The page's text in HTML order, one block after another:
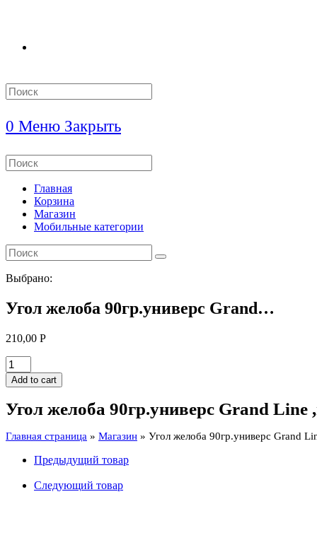
Search
this
0 Меню Закрыть
Search
this
websiteГлавная
Корзина
Магазин
Мобильные категории
Выбрано:
Угол желоба 90гр.универс Grand…
210,00 Р
Угол
желоба
90гр.универс
Line
quantity
Add to cart
Угол желоба 90гр.универс Grand Line
Главная страница » Магазин » Угол желоба 90гр.универс Grand
Предыдущий товар
Следующий товар